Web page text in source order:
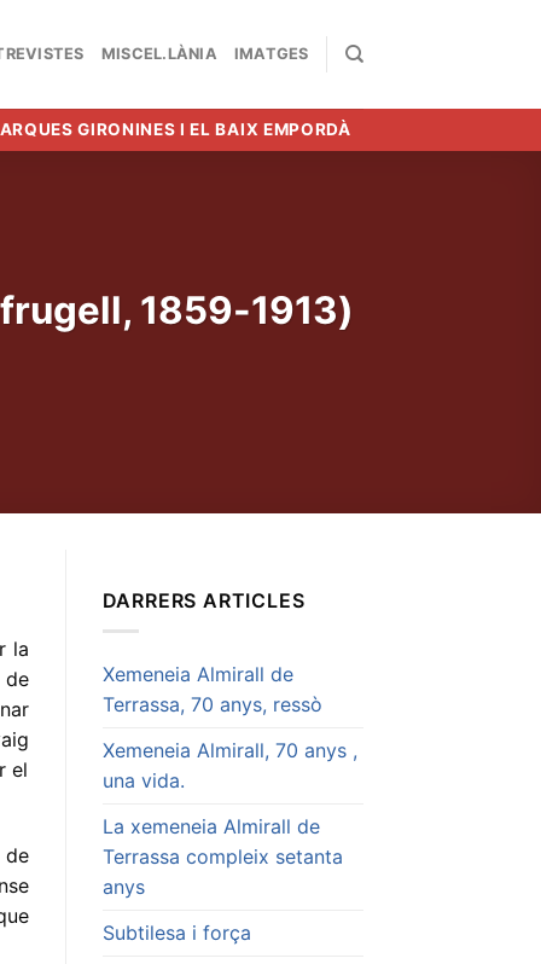
MISCEL.LÀNIA IMATGES
GIRONINES I EL BAIX EMPORDÀ
1859-1913)
la
el
de
DARRERS ARTICLES
Xemeneia Almirall de
Terrassa, 70 anys, ressò
Xemeneia Almirall, 70 anys ,
una vida.
La xemeneia Almirall de
Terrassa compleix setanta
anys
Subtilesa i força